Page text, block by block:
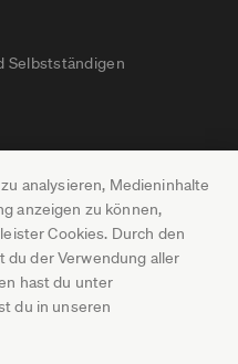
analysieren, Medieninhalte
anzeigen zu können,
Cookies. Durch den
du der Verwendung aller
hast du unter
du in unseren
Selbstständigen